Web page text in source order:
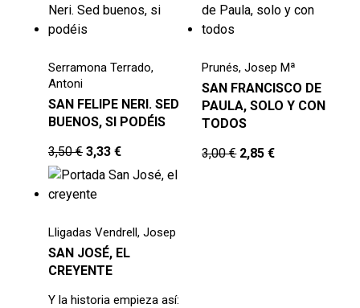
Serramona Terrado,
Antoni
SAN FELIPE NERI. SED
BUENOS, SI PODÉIS
3,50€ 3,33 €
Prunés, Josep Mª
SAN FRANCISCO DE
PAULA, SOLO Y CON
TODOS
3,00€ 2,85€
Lligadas Vendrell, Josep
SAN JOSÉ, EL
CREYENTE
Y la historia empieza así: